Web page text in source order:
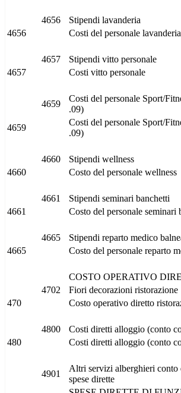
4656 Stipendi lavanderia
4656
Costi del personale lavanderia
4657 Stipendi vitto personale
4657
Costi vitto personale
4659
Costi del personale Sport/
.09)
4659
Costi del personale Sport/
.09)
4660 Stipendi wellness
4660
Costo del personale wellness
4661 Stipendi seminari banchetti
4661
Costo del personale seminari
4665 Stipendi reparto medico
4665
Costo del personale reparto
COSTO OPERATIVO
4702
Fiori decorazioni ristorazione
470
Costo operativo diretto
4800 Costi diretti alloggio (conto
480
Costi diretti alloggio (conto
4901
Altri servizi alberghieri conto
spese dirette